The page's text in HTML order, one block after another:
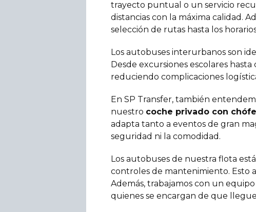
trayecto puntual o un servicio
distancias con la máxima calidad.
selección de rutas hasta los
Los autobuses interurbanos son
Desde excursiones escolares
reduciendo complicaciones
En SP Transfer, también
nuestro coche privado con
adapta tanto a eventos de gran
seguridad ni la comodidad.
Los autobuses de nuestra flota
controles de mantenimiento. Esto
Además, trabajamos con un
quienes se encargan de que